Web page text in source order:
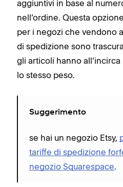
aggiuntivi in base al
nell’ordine. Questa
per i negozi che vendono
di spedizione sono
gli articoli hanno
lo stesso peso.
Suggerimento
se hai un negozio Etsy,
tariffe di spedizione
negozio Squarespace.